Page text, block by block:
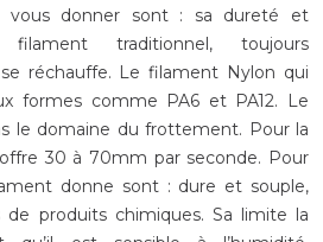
vous donner sont : sa dureté et
filament traditionnel, toujours
réchauffe. Le filament Nylon qui
formes comme PA6 et PA12. Le
le domaine du frottement. Pour la
30 à 70mm par seconde. Pour
donne sont : dure et souple,
produits chimiques. Sa limite la